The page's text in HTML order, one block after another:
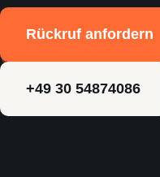
Kontakt
Rückruf anfordern
+49 30 54874086